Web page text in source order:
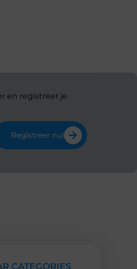
en registreer je
Registreer nu!
CATEGORIES